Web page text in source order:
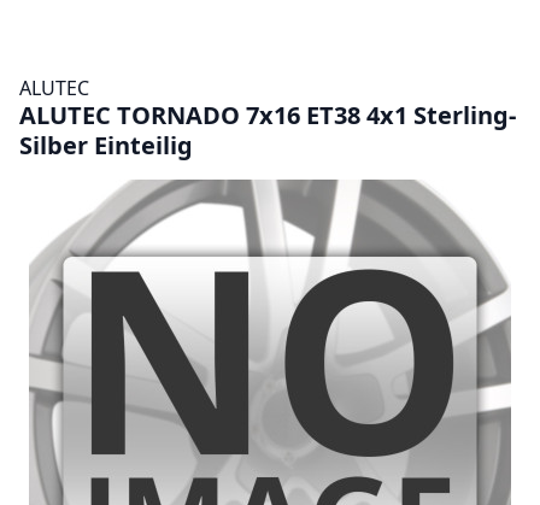
ALUTEC
ALUTEC TORNADO 7x16 ET38 4x1 Sterling-
Silber Einteilig